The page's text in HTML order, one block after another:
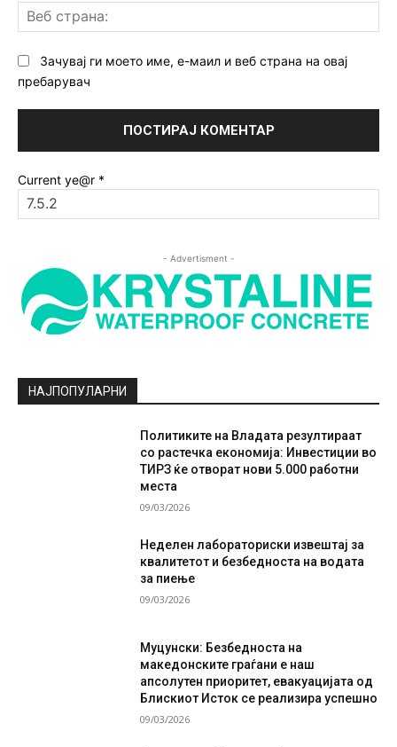
Зачувај ги моето име, е-маил и веб страна на овај
пребарувач
Current ye@r *
- Advertisment -
НАЈПОПУЛАРНИ
Политиките на Владата резултираат
со растечка економија: Инвестиции во
ТИРЗ ќе отворат нови 5.000 работни
места
09/03/2026
Неделен лабораториски извештај за
квалитетот и безбедноста на водата
за пиење
09/03/2026
Муцунски: Безбедноста на
македонските граѓани е наш
апсолутен приоритет, евакуацијата од
Блискиот Исток се реализира успешно
09/03/2026